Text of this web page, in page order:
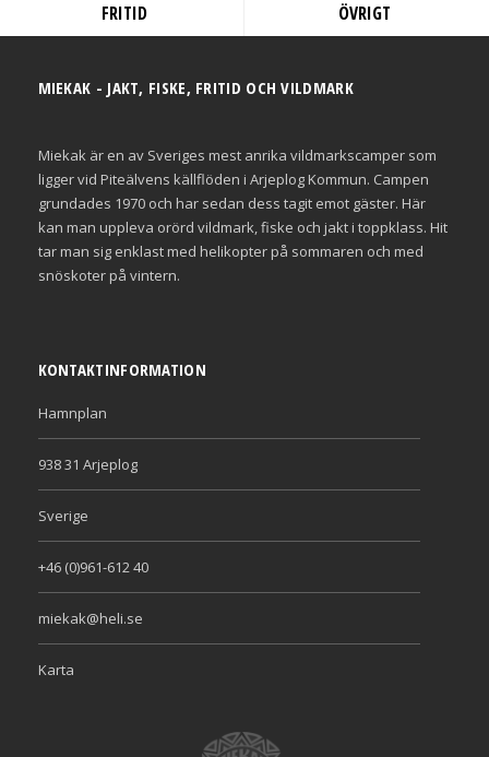
FRITID ÖVRIGT
MIEKAK - JAKT, FISKE, FRITID OCH VILDMARK
Miekak är en av Sveriges mest anrika vildmarkscamper som
ligger vid Piteälvens källflöden i Arjeplog Kommun. Campen
grundades 1970 och har sedan dess tagit emot gäster. Här
kan man uppleva orörd vildmark, fiske och jakt i toppklass. Hit
tar man sig enklast med helikopter på sommaren och med
snöskoter på vintern.
KONTAKTINFORMATION
Hamnplan
938 31 Arjeplog
Sverige
+46 (0)961-612 40
miekak@heli.se
Karta